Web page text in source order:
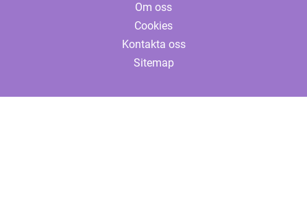
Om oss
Cookies
Kontakta oss
Sitemap